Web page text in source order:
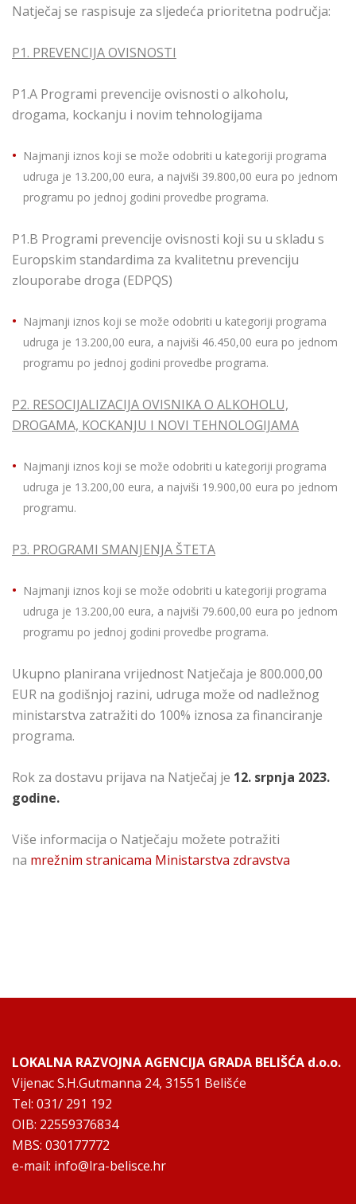
Natječaj se raspisuje za sljedeća prioritetna područja:
P1. PREVENCIJA OVISNOSTI
P1.A Programi prevencije ovisnosti o alkoholu,
drogama, kockanju i novim tehnologijama
Najmanji iznos koji se može odobriti u kategoriji programa
udruga je 13.200,00 eura, a najviši 39.800,00 eura po jednom
programu po jednoj godini provedbe programa.
P1.B Programi prevencije ovisnosti koji su u skladu s
Europskim standardima za kvalitetnu prevenciju
zlouporabe droga (EDPQS)
Najmanji iznos koji se može odobriti u kategoriji programa
udruga je 13.200,00 eura, a najviši 46.450,00 eura po jednom
programu po jednoj godini provedbe programa.
P2. RESOCIJALIZACIJA OVISNIKA O ALKOHOLU,
DROGAMA, KOCKANJU I NOVI TEHNOLOGIJAMA
Najmanji iznos koji se može odobriti u kategoriji programa
udruga je 13.200,00 eura, a najviši 19.900,00 eura po jednom
programu.
P3. PROGRAMI SMANJENJA ŠTETA
Najmanji iznos koji se može odobriti u kategoriji programa
udruga je 13.200,00 eura, a najviši 79.600,00 eura po jednom
programu po jednoj godini provedbe programa.
Ukupno planirana vrijednost Natječaja je 800.000,00
EUR na godišnjoj razini, udruga može od nadležnog
ministarstva zatražiti do 100% iznosa za financiranje
programa.
Rok za dostavu prijava na Natječaj je 12. srpnja 2023.
godine.
Više informacija o Natječaju možete potražiti
na mrežnim stranicama Ministarstva zdravstva
LOKALNA RAZVOJNA AGENCIJA GRADA BELIŠĆA d.o.o.
Vijenac S.H.Gutmanna 24, 31551 Belišće
Tel: 031/ 291 192
OIB: 22559376834
MBS: 030177772
e-mail: info@lra-belisce.hr